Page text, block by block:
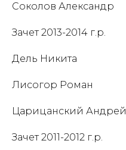
Соколов Александр
Зачет 2013-2014 г.р.
Дель Никита
Лисогор Роман
Царицанский Андрей
Зачет 2011-2012 г.р.